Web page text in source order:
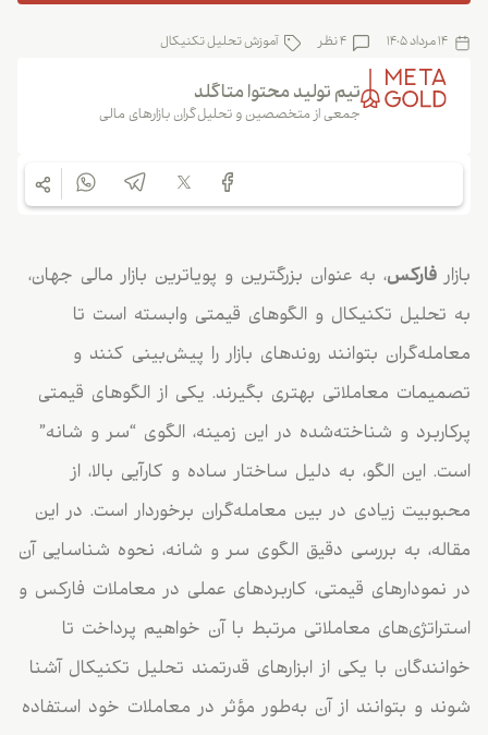
14 مرداد 1405 4 نظر آموزش تحلیل تکنیکال
تیم تولید محتوا متاگلد
جمعی از متخصصین و تحلیل‌گران بازارهای مالی
بازار فارکس، به عنوان بزرگترین و پویاترین بازار مالی جهان،
به تحلیل تکنیکال و الگوهای قیمتی وابسته است تا
معامله‌گران بتوانند روندهای بازار را پیش‌بینی کنند و
تصمیمات معاملاتی بهتری بگیرند. یکی از الگوهای قیمتی
پرکاربرد و شناخته‌شده در این زمینه، الگوی “سر و شانه”
است. این الگو، به دلیل ساختار ساده و کارآیی بالا، از
محبوبیت زیادی در بین معامله‌گران برخوردار است. در این
مقاله، به بررسی دقیق الگوی سر و شانه، نحوه شناسایی آن
در نمودارهای قیمتی، کاربردهای عملی در معاملات فارکس و
استراتژی‌های معاملاتی مرتبط با آن خواهیم پرداخت تا
خوانندگان با یکی از ابزارهای قدرتمند تحلیل تکنیکال آشنا
شوند و بتوانند از آن به‌طور مؤثر در معاملات خود استفاده